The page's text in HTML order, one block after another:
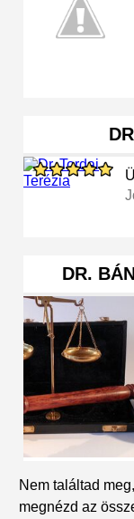
DR.
Nem találtad
megnézd az